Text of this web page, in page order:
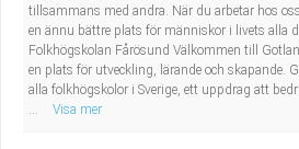
tillsammans med andra. När du arbetar hos
en ännu bättre plats för människor i livets alla
Folkhögskolan Fårösund Välkommen till
en plats för utveckling, lärande och skapande.
alla folkhögskolor i Sverige, ett uppdrag att
...
Visa mer